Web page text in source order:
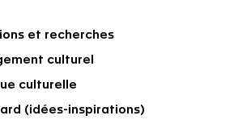
et recherches
culturel
culturelle
(idées-inspirations)